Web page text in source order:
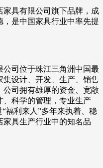
具有限公司旗下品牌，成
，是中国家具行业中率先提
司位于珠江三角洲中国最
设计、开发、生产、销售
司拥有雄厚的资金、宽敞
、科学的管理，专业生产
福利来人”多年来执着、稳
具生产行业中的知名品